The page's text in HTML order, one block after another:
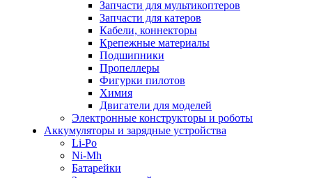
Запчасти для мультикоптеров
Запчасти для катеров
Кабели, коннекторы
Крепежные материалы
Подшипники
Пропеллеры
Фигурки пилотов
Химия
Двигатели для моделей
Электронные конструкторы и роботы
Аккумуляторы и зарядные устройства
Li-Po
Ni-Mh
Батарейки